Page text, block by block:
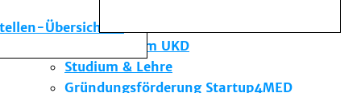
Übersicht
Die Institute des UKD
Forschung am UKD
Studium & Lehre
Gründungsförderung Startup4MED